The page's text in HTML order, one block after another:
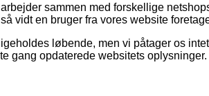
sammen med forskellige
vidt en bruger fra vores website
løbende, men vi påtager os
gang opdaterede websitets oplysninger.